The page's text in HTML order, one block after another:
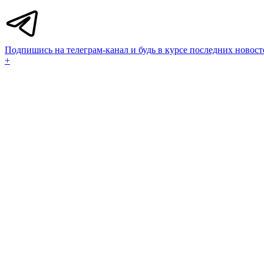
Подпишись на телеграм-канал и будь в курсе последних
+